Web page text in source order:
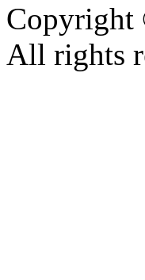
Copyright
All rights